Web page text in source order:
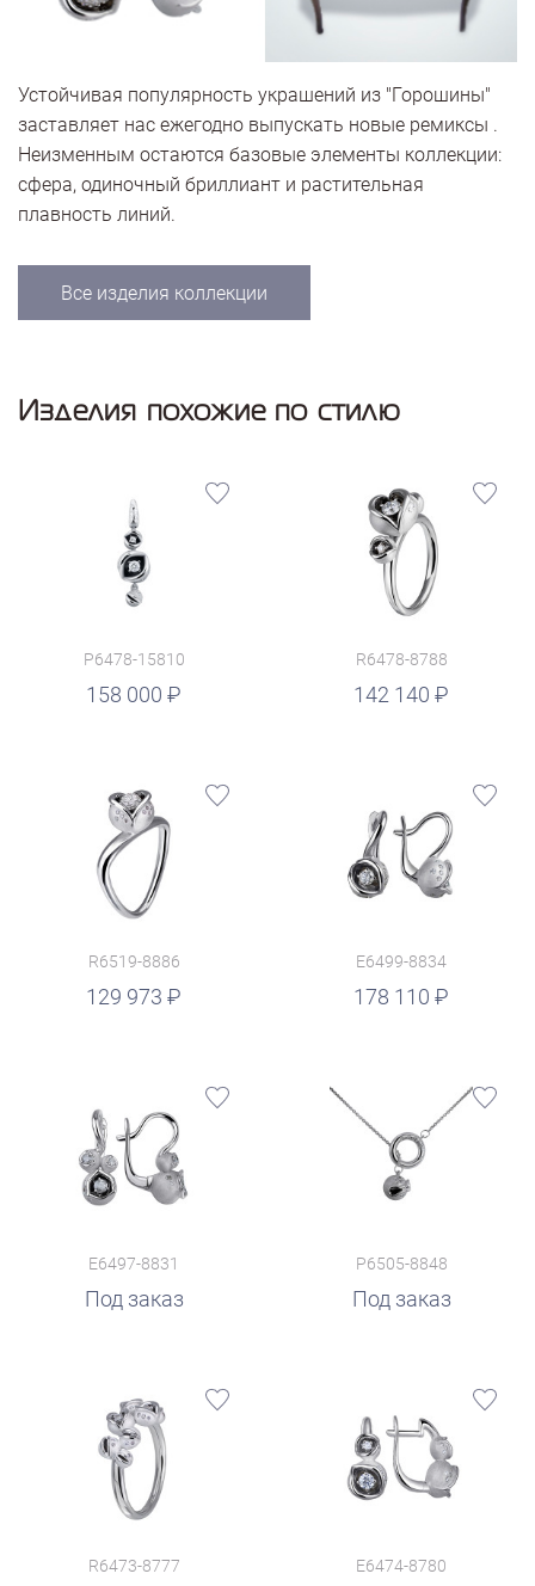
Устойчивая популярность украшений из "Горошины"
заставляет нас ежегодно выпускать новые ремиксы .
Неизменным остаются базовые элементы коллекции:
сфера, одиночный бриллиант и растительная
плавность линий.
Все изделия коллекции
Изделия похожие по стилю
P6478-15810
158 000
R6478-8788
142 140
руб.
R6519-8886
129 973
E6499-8834
178 110
руб.
E6497-8831
Под заказ
P6505-8848
Под заказ
R6473-8777 E6474-8780